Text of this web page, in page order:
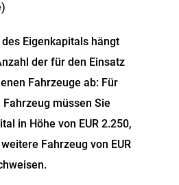
des Eigenkapitals hängt
der für den Einsatz
Fahrzeuge ab: Für
müssen Sie
in Höhe von EUR 2.250,
Fahrzeug von EUR